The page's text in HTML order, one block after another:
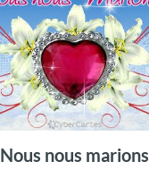
Nous nous marions